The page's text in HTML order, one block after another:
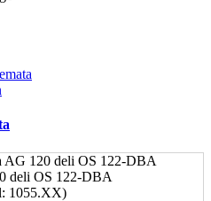
deli OS 122-DBA
1055.XX)